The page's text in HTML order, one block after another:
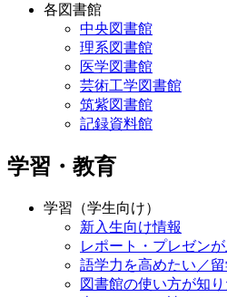
各図書館
中央図書館
理系図書館
医学図書館
芸術工学図書館
筑紫図書館
記録資料館
学習・教育
学習（学生向け）
新入生向け情報
レポート・プレゼン
語学力を高めたい／
図書館の使い方が知